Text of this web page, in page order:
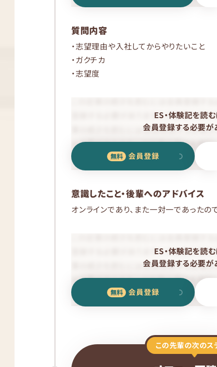
質問内容
・志望理由や入社してからやりたいこと
・ガクチカ
・志望度
ES・体験記を読む
会員登録する必要が
会員登録
意識したこと・後輩へのアドバイス
オンラインであり、また一対一であった
ES・体験記を読む
会員登録する必要が
会員登録
この先輩の次のス